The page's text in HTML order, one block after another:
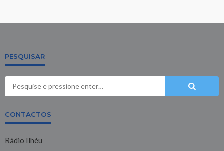
PESQUISAR
CONTACTOS
Rádio Ilhéu